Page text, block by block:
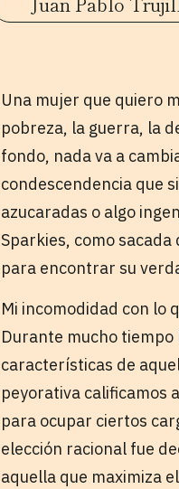
Una mujer que quiero
pobreza, la guerra, la
fondo, nada va a
condescendencia que
azucaradas o algo
Sparkies, como sacada
para encontrar su
Mi incomodidad con lo
Durante mucho
características de
peyorativa calificamos
para ocupar ciertos
elección racional fue
aquella que maximiza